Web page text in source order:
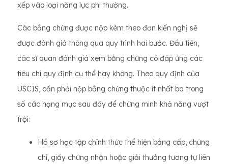
xếp vào loại năng lực phi thường.
Các bằng chứng được nộp kèm theo đơn kiến ​​nghị sẽ
được đánh giá thông qua quy trình hai bước. Đầu tiên,
các sĩ quan đánh giá xem bằng chứng có đáp ứng các
tiêu chí quy định cụ thể hay không. Theo quy định của
USCIS, cần phải nộp bằng chứng thuộc ít nhất ba trong
số các hạng mục sau đây để chứng minh khả năng vượt
trội:
Hồ sơ học tập chính thức thể hiện bằng cấp, chứng
chỉ, giấy chứng nhận hoặc giải thưởng tương tự liên